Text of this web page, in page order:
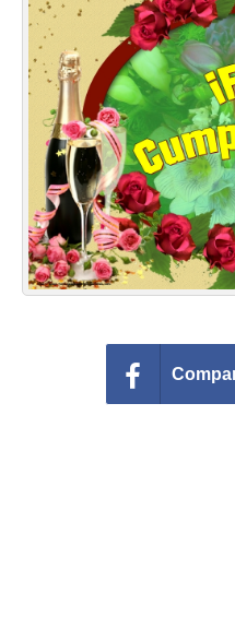
Felicitaciones días del año
Felicitaciones musicales